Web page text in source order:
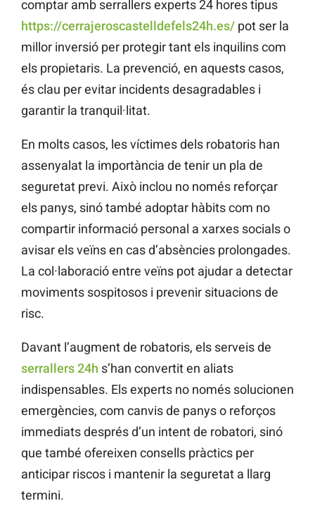
comptar amb serrallers experts 24 hores tipus
https://cerrajeroscastelldefels24h.es/ pot ser la
millor inversió per protegir tant els inquilins com
els propietaris. La prevenció, en aquests casos,
és clau per evitar incidents desagradables i
garantir la tranquil·litat.
En molts casos, les víctimes dels robatoris han
assenyalat la importància de tenir un pla de
seguretat previ. Això inclou no només reforçar
els panys, sinó també adoptar hàbits com no
compartir informació personal a xarxes socials o
avisar els veïns en cas d’absències prolongades.
La col·laboració entre veïns pot ajudar a detectar
moviments sospitosos i prevenir situacions de
risc.
Davant l’augment de robatoris, els serveis de
serrallers 24h s’han convertit en aliats
indispensables. Els experts no només solucionen
emergències, com canvis de panys o reforços
immediats després d’un intent de robatori, sinó
que també ofereixen consells pràctics per
anticipar riscos i mantenir la seguretat a llarg
termini.